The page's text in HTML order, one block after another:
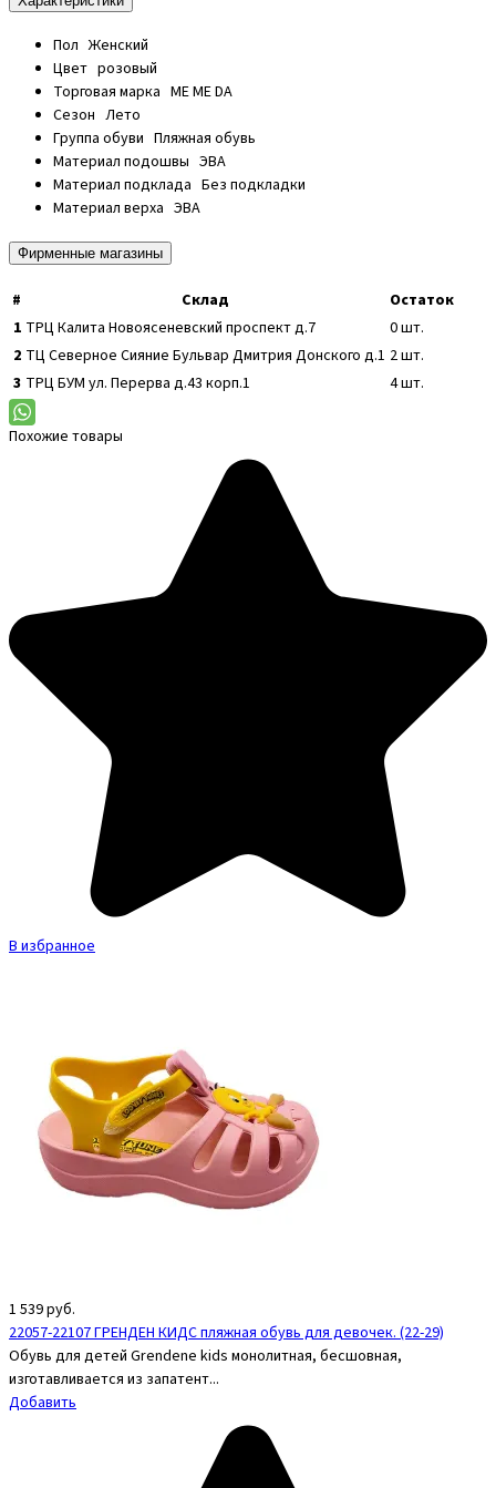
Пол Женский
Цвет розовый
Торговая марка ME ME DA
Сезон Лето
Группа обуви Пляжная обувь
Материал подошвы ЭВА
Материал подклада Без подкладки
Материал верха ЭВА
Фирменные магазины
# Склад
Остаток
1 ТРЦ Калита Новоясеневский проспект д.7 0шт.
2 ТЦ Северное Сияние Бульвар Дмитрия Донского д.1 2шт.
3 ТРЦ БУМ ул. Перерва д.43 корп.1 4шт.
Похожие товары
В избранное
1 539руб.
22057-22107 ГРЕНДЕН КИДС пляжная обувь для девочек. (22-29)
Обувь для детей Grendene kids монолитная, бесшовная,
изготавливается из запатент...
Добавить